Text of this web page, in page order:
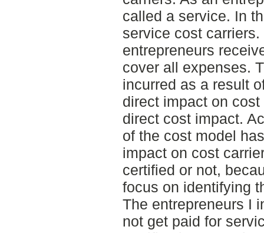
called a service. In
service cost
entrepreneurs
cover all expenses.
incurred as a result
direct impact on
direct cost impact.
of the cost model
impact on cost
certified or not,
focus on identifying
The entrepreneurs I
not get paid for